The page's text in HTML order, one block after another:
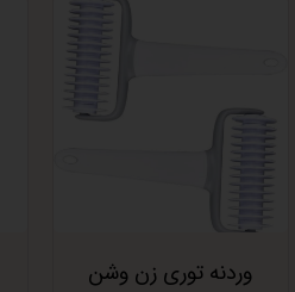
وردنه توری زن وشن